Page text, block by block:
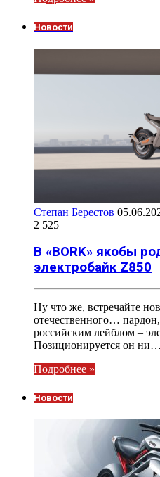
Новости
Степан Берестов
2 525
В «BORK» якобы
электробайк Z850
Ну что же, встречайте
отечественного…
российским лейблом –
Позиционируется он ни…
Подробнее »
Новости